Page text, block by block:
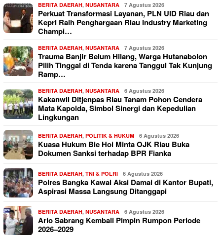
BERITA DAERAH, NUSANTARA 7 Agustus 2026
Perkuat Transformasi Layanan, PLN UID Riau dan
Kepri Raih Penghargaan Riau Industry Marketing
Champi…
BERITA DAERAH, NUSANTARA 7 Agustus 2026
Trauma Banjir Belum Hilang, Warga Hutanabolon
Pilih Tinggal di Tenda karena Tanggul Tak Kunjung
Ramp…
BERITA DAERAH, NUSANTARA 6 Agustus 2026
Kakanwil Ditjenpas Riau Tanam Pohon Cendera
Mata Kapolda, Simbol Sinergi dan Kepedulian
Lingkungan
BERITA DAERAH, POLITIK & HUKUM 6 Agustus 2026
Kuasa Hukum Bie Hoi Minta OJK Riau Buka
Dokumen Sanksi terhadap BPR Fianka
BERITA DAERAH, TNI & POLRI 6 Agustus 2026
Polres Bangka Kawal Aksi Damai di Kantor Bupati,
Aspirasi Massa Langsung Ditanggapi
BERITA DAERAH, NUSANTARA 6 Agustus 2026
Ario Sabrang Kembali Pimpin Rumpon Periode
2026–2029